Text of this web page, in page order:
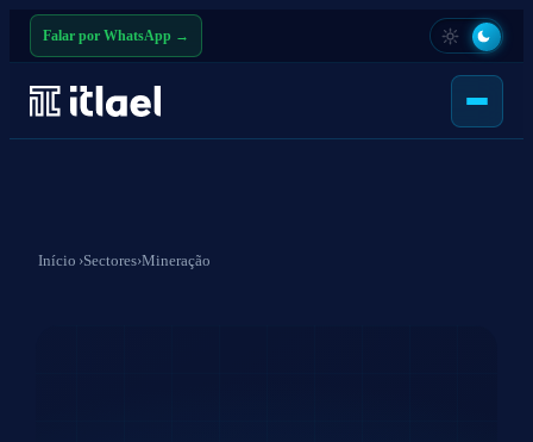
Falar por WhatsApp →
Início ›Sectores›Mineração